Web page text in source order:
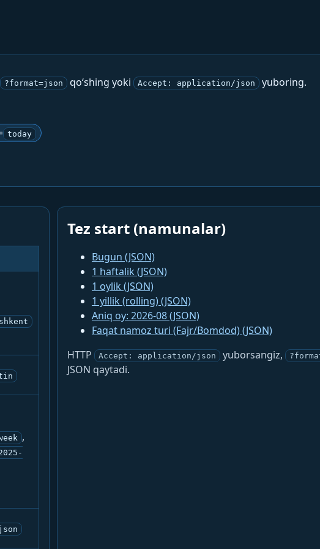
?format=json qo‘shing yoki Accept: application/json
yuboring.
today
,
Tez start (namunalar)
Bugun (JSON)
1 haftalik (JSON)
1 oylik (JSON)
1 yillik (rolling) (JSON)
Aniq oy: 2026-08 (JSON)
Faqat namoz turi (Fajr/Bomdod) (JSON)
HTTP
Accept: application/json yuborsangiz,
JSON qaytadi.